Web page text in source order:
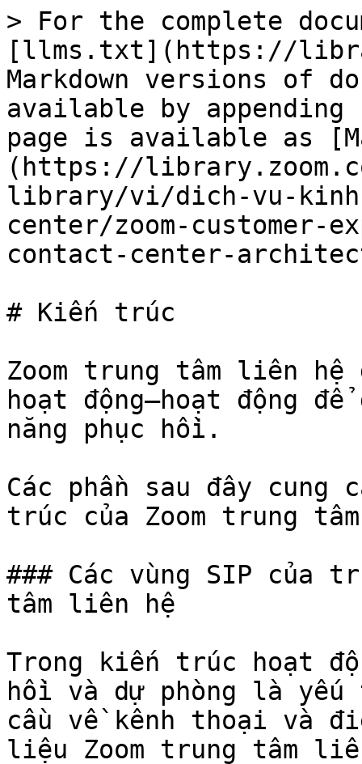
> For the complete
[llms.txt](https://
Markdown versions of
available by
page is available as
(https://
library/vi/dich-vu-kinh-
center/zoom-customer-
contact-center-
# Kiến trúc
Zoom trung tâm liên
hoạt động–hoạt động
năng phục hồi.
Các phần sau đây cung
trúc của Zoom trung
### Các vùng SIP của
tâm liên hệ
Trong kiến trúc hoạt
hồi và dự phòng là
cầu về kênh thoại và
liệu Zoom trung tâm